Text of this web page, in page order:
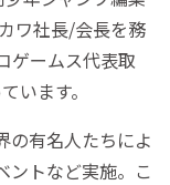
ワ社長/会長を務
ゲームス代表取
います。
の有名人たちによ
ントなど実施。こ